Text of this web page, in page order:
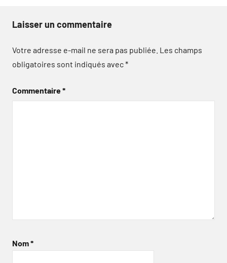
Laisser un commentaire
Votre adresse e-mail ne sera pas publiée. Les champs
obligatoires sont indiqués avec*
Commentaire*
Nom*